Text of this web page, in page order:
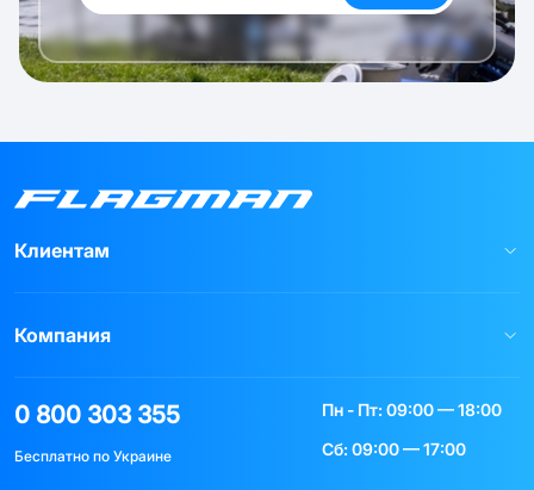
Клиентам
Компания
0 800 303 355
Бесплатно по Украине
Пн - Пт: 09:00 — 18:00
Сб: 09:00 — 17:00